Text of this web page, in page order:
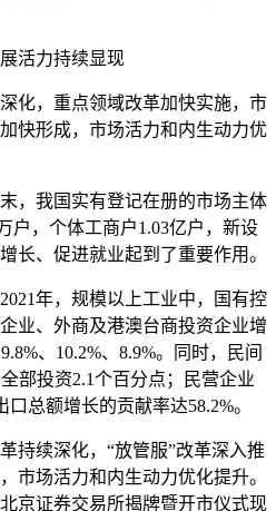
活力持续显现
化，重点领域改革加快实施，市
快形成，市场活力和内生动力优
，我国实有登记在册的市场主体
户，个体工商户1.03亿户，新设
长、促进就业起到了重要作用。
年，规模以上工业中，国有控
业、外商及港澳台商投资企业增
、10.2%、8.9%。同时，民间
部投资2.1个百分点；民营企业
总额增长的贡献率达58.2%。
持续深化，“放管服”改革深入推
市场活力和内生动力优化提升。
京证券交易所揭牌暨开市仪式现